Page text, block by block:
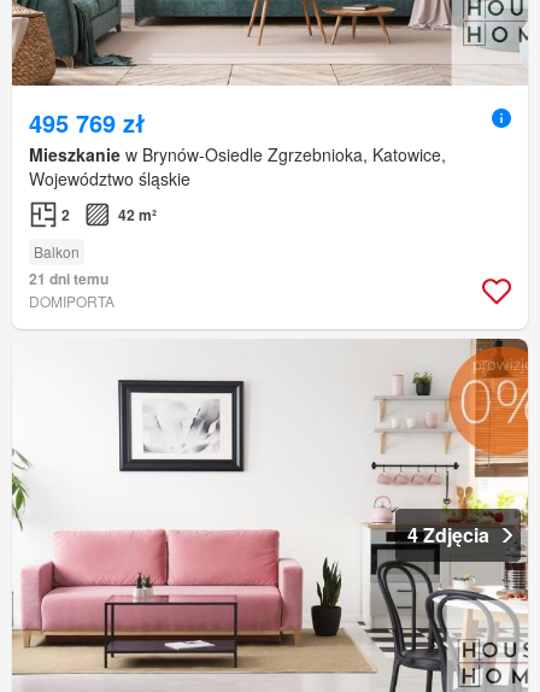
495 769 zł
Mieszkanie w Brynów-Osiedle Zgrzebnioka, Katowice,
Województwo śląskie
2 42 m²
Balkon
21 dni temu
DOMIPORTA
4 Zdjęcia